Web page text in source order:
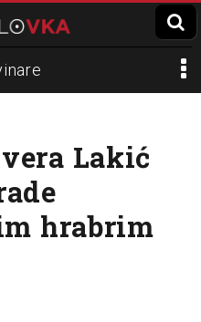
mediji
Lakić
hrabrim